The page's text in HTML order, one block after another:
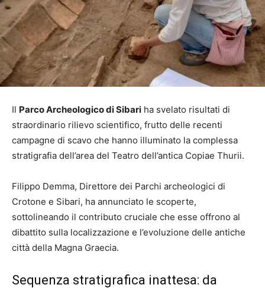
Il Parco Archeologico di Sibari ha svelato risultati di
straordinario rilievo scientifico, frutto delle recenti
campagne di scavo che hanno illuminato la complessa
stratigrafia dell’area del Teatro dell’antica Copiae Thurii.
Filippo Demma, Direttore dei Parchi archeologici di
Crotone e Sibari, ha annunciato le scoperte,
sottolineando il contributo cruciale che esse offrono al
dibattito sulla localizzazione e l’evoluzione delle antiche
città della Magna Graecia.
Sequenza stratigrafica inattesa: da